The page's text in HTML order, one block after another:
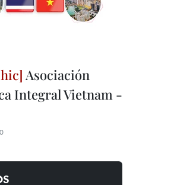
Asociación
Integral Vietnam -